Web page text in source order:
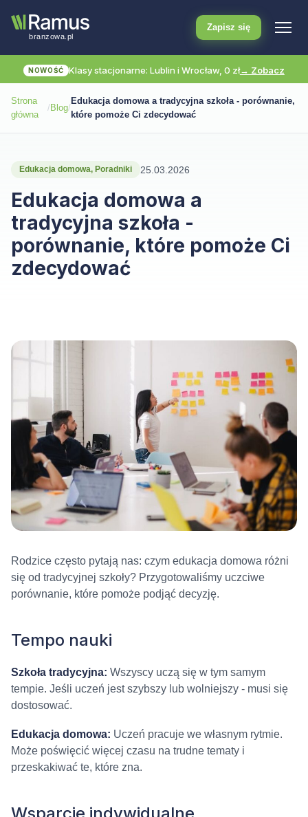
Zapisz się
NOWOŚĆ Klasy stacjonarne: Lublin i Wrocław, 0 zł→ Zobacz
Strona
główna
/ Blog/
Edukacja domowa a tradycyjna szkoła - porównanie,
które pomoże Ci zdecydować
Edukacja domowa, Poradniki 25.03.2026
Edukacja domowa a
tradycyjna szkoła -
porównanie, które pomoże Ci
zdecydować
Rodzice często pytają nas: czym edukacja domowa różni
się od tradycyjnej szkoły? Przygotowaliśmy uczciwe
porównanie, które pomoże podjąć decyzję.
Tempo nauki
Szkoła tradycyjna: Wszyscy uczą się w tym samym
tempie. Jeśli uczeń jest szybszy lub wolniejszy - musi się
dostosować.
Edukacja domowa: Uczeń pracuje we własnym rytmie.
Może poświęcić więcej czasu na trudne tematy i
przeskakiwać te, które zna.